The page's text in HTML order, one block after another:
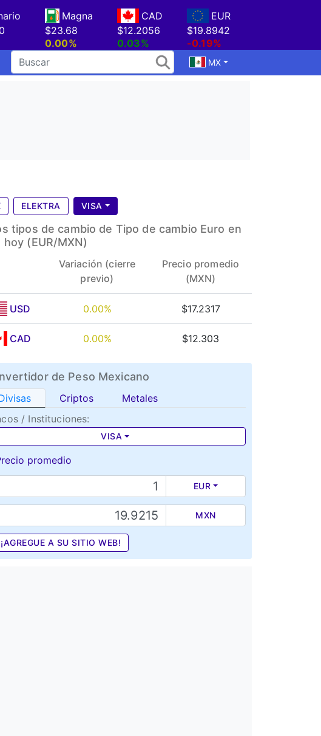
Magna
$23.68
0.00%
CAD
$12.2056
0.03%
EUR
$19.8942
-0.19%
MX
ELEKTRA VISA
tipos de cambio de Tipo de cambio Euro en
hoy (EUR/MXN)
Variación (cierre
previo)
Precio promedio
(MXN)
USD 0.00% $17.2317
CAD 0.00% $12.303
de Peso Mexicano
Criptos
Metales
/ Instituciones:
VISA
promedio
EUR
MXN
A SU SITIO WEB!